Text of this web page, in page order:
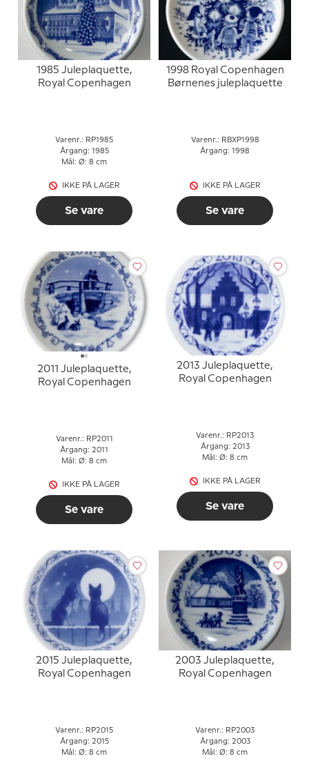
1985 Juleplaquette,
Royal Copenhagen
Varenr.: RP1985
Årgang: 1985
Mål: Ø: 8 cm
IKKE PÅ LAGER
Se vare
1998 Royal Copenhagen
Børnenes juleplaquette
Varenr.: RBXP1998
Årgang: 1998
IKKE PÅ LAGER
Se vare
2011 Juleplaquette,
Royal Copenhagen
Varenr.: RP2011
Årgang: 2011
Mål: Ø: 8 cm
IKKE PÅ LAGER
Se vare
2013 Juleplaquette,
Royal Copenhagen
Varenr.: RP2013
Årgang: 2013
Mål: Ø: 8 cm
IKKE PÅ LAGER
Se vare
2015 Juleplaquette,
Royal Copenhagen
Varenr.: RP2015
Årgang: 2015
Mål: Ø: 8 cm
2003 Juleplaquette,
Royal Copenhagen
Varenr.: RP2003
Årgang: 2003
Mål: Ø: 8 cm